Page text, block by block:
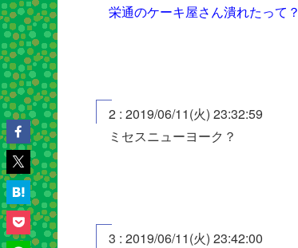
栄通のケーキ屋さん潰れたって？
2 : 2019/06/11(火) 23:32:59
ミセスニューヨーク？
3 : 2019/06/11(火) 23:42:00